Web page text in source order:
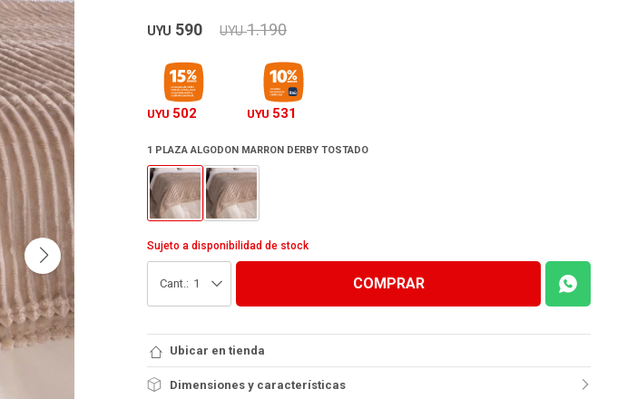
UYU 590 UYU 1.190
UYU 502 UYU 531
1 PLAZA ALGODON MARRON DERBY TOSTADO
Sujeto a disponibilidad de stock
1 COMPRAR
Ubicar en tienda
Dimensiones y características